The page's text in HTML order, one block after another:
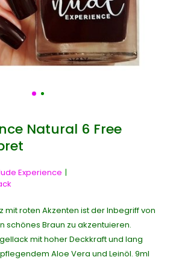
Natural 6 Free
Experience
mit roten Akzenten ist der Inbegriff von
schönes Braun zu akzentuieren.
mit hoher Deckkraft und lang
Aloe Vera und Leinöl. 9ml